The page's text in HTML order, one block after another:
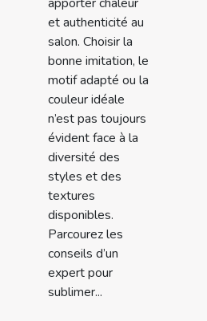
et authenticité au
salon. Choisir la
bonne imitation, le
motif adapté ou la
couleur idéale
n’est pas toujours
évident face à la
diversité des
styles et des
textures
disponibles.
Parcourez les
conseils d’un
expert pour
sublimer...